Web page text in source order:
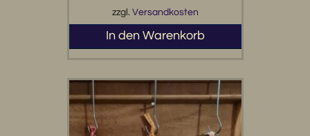
zzgl. Versandkosten
In den Warenkorb